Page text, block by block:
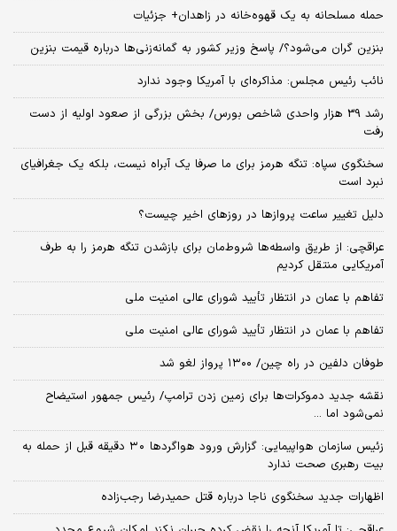
حمله مسلحانه به یک قهوه‌خانه در زاهدان+ جزئیات
بنزین گران می‌شود؟/ پاسخ وزیر کشور به گمانه‌زنی‌ها درباره قیمت بنزین
نائب رئیس مجلس: مذاکره‌ای با آمریکا وجود ندارد
رشد 39 هزار واحدی شاخص بورس/ بخش بزرگی از صعود اولیه از دست
رفت
سخنگوی سپاه: تنگه هرمز برای ما صرفا یک آبراه نیست، بلکه یک جغرافیای
نبرد است
دلیل تغییر ساعت پروازها در روزهای اخیر چیست؟
عراقچی: از طریق واسطه‌ها شروط‌مان برای بازشدن تنگه هرمز را به طرف
آمریکایی منتقل کردیم
تفاهم با عمان در انتظار تأیید شورای عالی امنیت ملی
تفاهم با عمان در انتظار تأیید شورای عالی امنیت ملی
طوفان دلفین در راه چین/ ۱۳۰۰ پرواز لغو شد
نقشه جدید دموکرات‌ها برای زمین زدن ترامپ/ رئیس جمهور استیضاح
نمی‌شود اما ...
زئیس سازمان هواپیمایی: گزارش ورود هواگردها ٣٠ دقیقه قبل از حمله به
بیت رهبری صحت ندارد
اظهارات جدید سخنگوی ناجا درباره قتل حمیدرضا رجب‌زاده